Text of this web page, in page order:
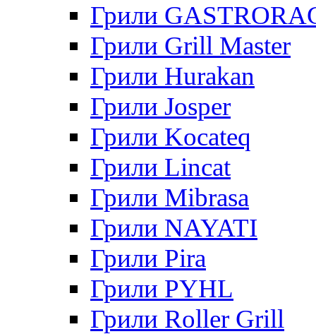
Грили
Грили Grill Master
Грили Hurakan
Грили Josper
Грили Kocateq
Грили Lincat
Грили Mibrasa
Грили NAYATI
Грили Pira
Грили PYHL
Грили Roller Grill